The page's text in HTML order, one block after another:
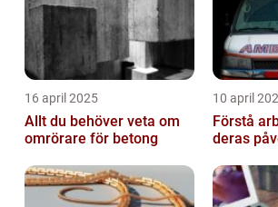
16 april 2025
Allt du behöver veta om
omrörare för betong
10 april
Förstå
deras